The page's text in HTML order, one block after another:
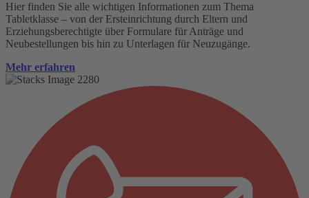
Hier finden Sie alle wichtigen Informationen zum Thema
Tabletklasse – von der Ersteinrichtung durch Eltern und
Erziehungsberechtigte über Formulare für Anträge und
Neubestellungen bis hin zu Unterlagen für Neuzugänge.
Mehr erfahren